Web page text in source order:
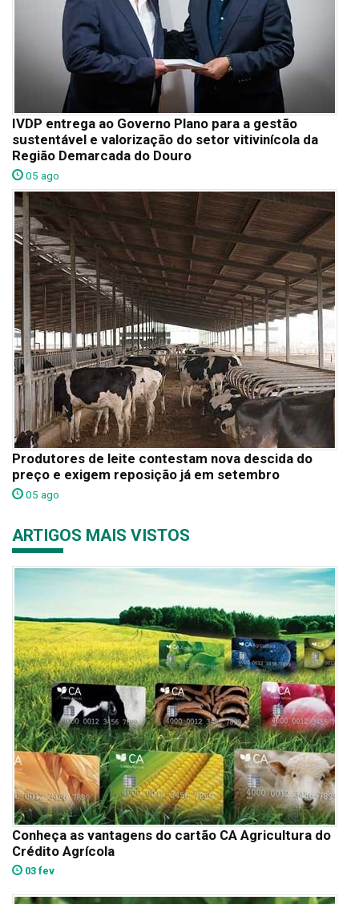
IVDP entrega ao Governo Plano para a gestão
sustentável e valorização do setor vitivinícola da
Região Demarcada do Douro
05 ago
Produtores de leite contestam nova descida do
preço e exigem reposição já em setembro
05 ago
ARTIGOS MAIS VISTOS
Conheça as vantagens do cartão CA Agricultura do
Crédito Agrícola
03 fev